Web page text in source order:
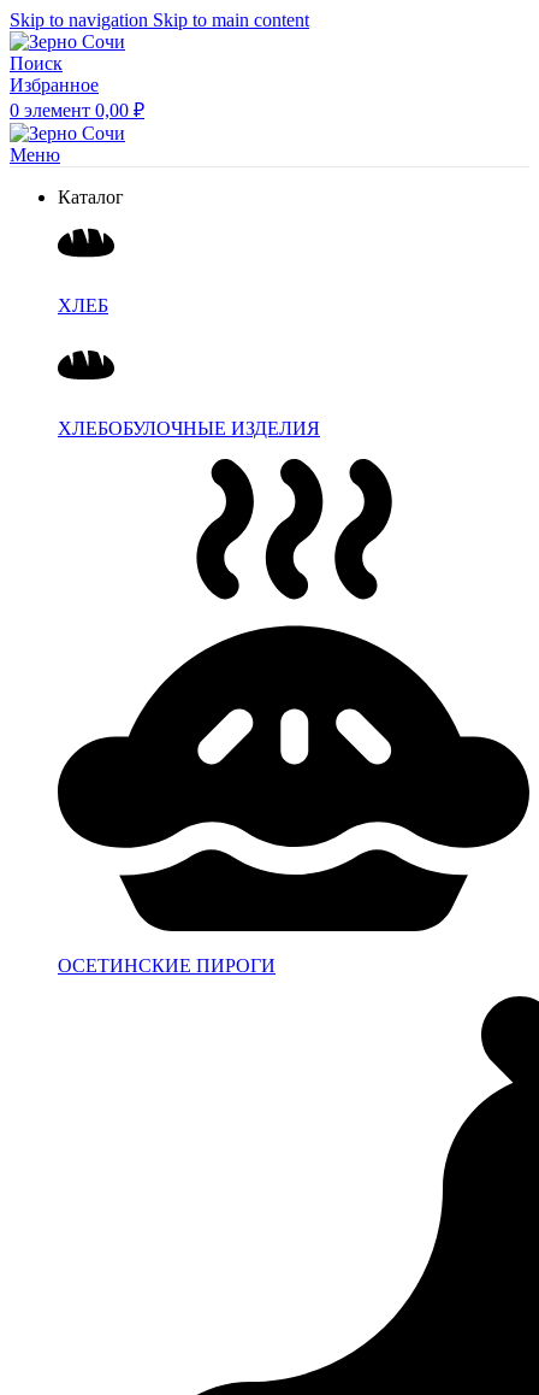
Skip to navigation Skip to main content
Поиск
Избранное
0 элемент 0,00 ₽
Меню
Каталог
ХЛЕБ
ХЛЕБОБУЛОЧНЫЕ ИЗДЕЛИЯ
ОСЕТИНСКИЕ ПИРОГИ